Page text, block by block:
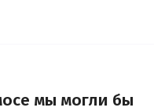
мы могли бы